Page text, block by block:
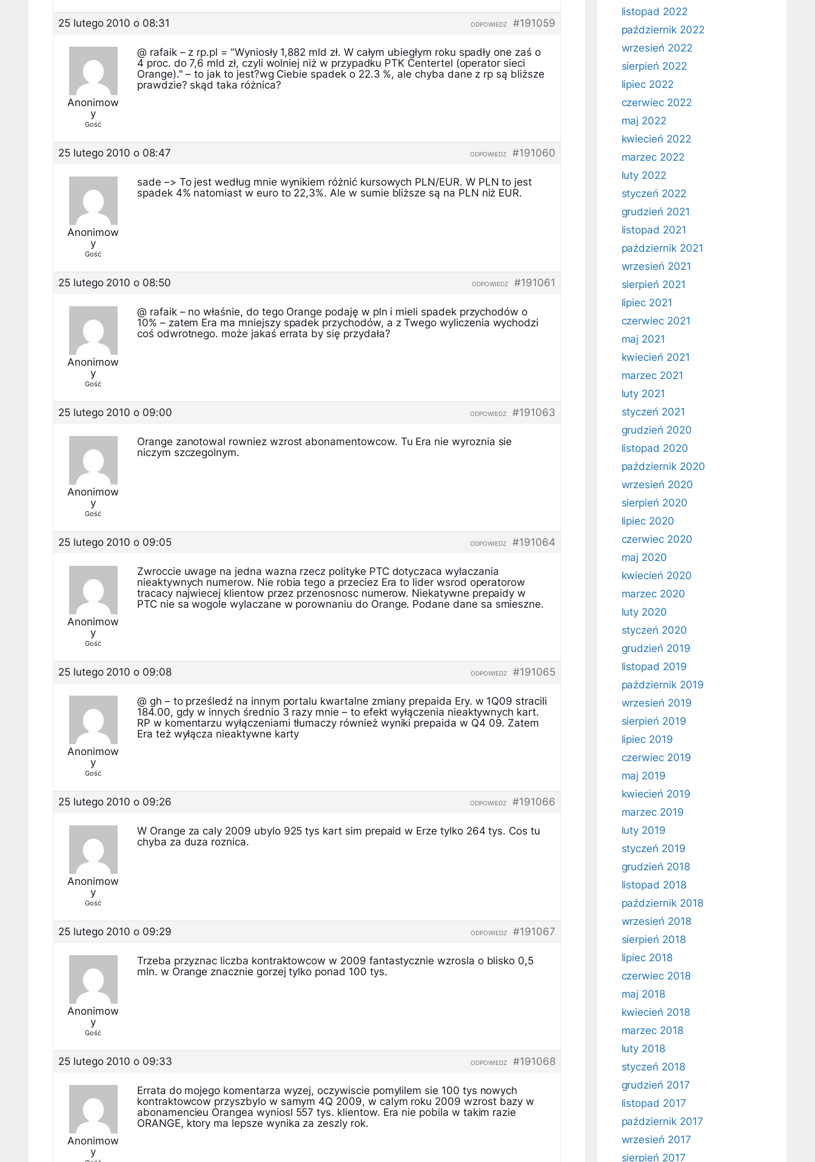
25 lutego 2010 o 08:31 #191059
ODPOWIEDZ
Anonimow
y
Gość
@ rafaik – z rp.pl = "Wyniosły 1,882 mld zł. W całym ubiegłym roku spadły one zaś o
4 proc. do 7,6 mld zł, czyli wolniej niż w przypadku PTK Centertel (operator sieci
Orange)." – to jak to jest?wg Ciebie spadek o 22.3 %, ale chyba dane z rp są bliższe
prawdzie? skąd taka różnica?
25 lutego 2010 o 08:47 #191060
ODPOWIEDZ
Anonimow
y
Gość
sade –> To jest według mnie wynikiem różnić kursowych PLN/EUR. W PLN to jest
spadek 4% natomiast w euro to 22,3%. Ale w sumie bliższe są na PLN niż EUR.
25 lutego 2010 o 08:50 #191061
ODPOWIEDZ
Anonimow
y
Gość
@ rafaik – no właśnie, do tego Orange podaję w pln i mieli spadek przychodów o
10% – zatem Era ma mniejszy spadek przychodów, a z Twego wyliczenia wychodzi
coś odwrotnego. może jakaś errata by się przydała?
25 lutego 2010 o 09:00 #191063
ODPOWIEDZ
Anonimow
y
Gość
Orange zanotowal rowniez wzrost abonamentowcow. Tu Era nie wyroznia sie
niczym szczegolnym.
25 lutego 2010 o 09:05 #191064
ODPOWIEDZ
Anonimow
y
Gość
Zwroccie uwage na jedna wazna rzecz polityke PTC dotyczaca wylaczania
nieaktywnych numerow. Nie robia tego a przeciez Era to lider wsrod operatorow
tracacy najwiecej klientow przez przenosnosc numerow. Niekatywne prepaidy w
PTC nie sa wogole wylaczane w porownaniu do Orange. Podane dane sa smieszne.
25 lutego 2010 o 09:08 #191065
ODPOWIEDZ
Anonimow
y
Gość
@ gh – to prześledź na innym portalu kwartalne zmiany prepaida Ery. w 1Q09 stracili
184.00, gdy w innych średnio 3 razy mnie – to efekt wyłączenia nieaktywnych kart.
RP w komentarzu wyłączeniami tłumaczy również wyniki prepaida w Q4 09. Zatem
Era też wyłącza nieaktywne karty
25 lutego 2010 o 09:26 #191066
ODPOWIEDZ
Anonimow
y
Gość
W Orange za caly 2009 ubylo 925 tys kart sim prepaid w Erze tylko 264 tys. Cos tu
chyba za duza roznica.
25 lutego 2010 o 09:29 #191067
ODPOWIEDZ
Anonimow
y
Gość
Trzeba przyznac liczba kontraktowcow w 2009 fantastycznie wzrosla o blisko 0,5
mln. w Orange znacznie gorzej tylko ponad 100 tys.
25 lutego 2010 o 09:33 #191068
ODPOWIEDZ
Anonimow
y
Errata do mojego komentarza wyzej, oczywiscie pomylilem sie 100 tys nowych
kontraktowcow przyszbylo w samym 4Q 2009, w calym roku 2009 wzrost bazy w
abonamencieu Orangea wyniosl 557 tys. klientow. Era nie pobila w takim razie
ORANGE, ktory ma lepsze wynika za zeszly rok.
listopad 2022
październik 2022
wrzesień 2022
sierpień 2022
lipiec 2022
czerwiec 2022
maj 2022
kwiecień 2022
marzec 2022
luty 2022
styczeń 2022
grudzień 2021
listopad 2021
październik 2021
wrzesień 2021
sierpień 2021
lipiec 2021
czerwiec 2021
maj 2021
kwiecień 2021
marzec 2021
luty 2021
styczeń 2021
grudzień 2020
listopad 2020
październik 2020
wrzesień 2020
sierpień 2020
lipiec 2020
czerwiec 2020
maj 2020
kwiecień 2020
marzec 2020
luty 2020
styczeń 2020
grudzień 2019
listopad 2019
październik 2019
wrzesień 2019
sierpień 2019
lipiec 2019
czerwiec 2019
maj 2019
kwiecień 2019
marzec 2019
luty 2019
styczeń 2019
grudzień 2018
listopad 2018
październik 2018
wrzesień 2018
sierpień 2018
lipiec 2018
czerwiec 2018
maj 2018
kwiecień 2018
marzec 2018
luty 2018
styczeń 2018
grudzień 2017
listopad 2017
październik 2017
wrzesień 2017
sierpień 2017